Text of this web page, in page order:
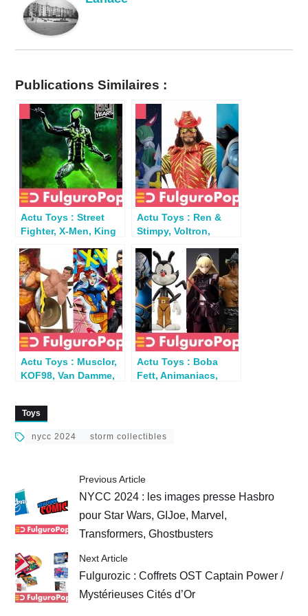
Publications Similaires :
Actu Toys : Street
Fighter, X-Men, King
Avengers
Actu Toys : Ren &
Stimpy, Voltron,
Actu Toys : Musclor,
KOF98, Van Damme,
Predator
Actu Toys : Boba
Fett, Animaniacs,
Toys
nycc 2024 storm collectibles
Previous Article
NYCC 2024 : les images presse Hasbro
pour Star Wars, GIJoe, Marvel,
Transformers, Ghostbusters
Next Article
Fulgurozic : Coffrets OST Captain Power /
Mystérieuses Cités d’Or